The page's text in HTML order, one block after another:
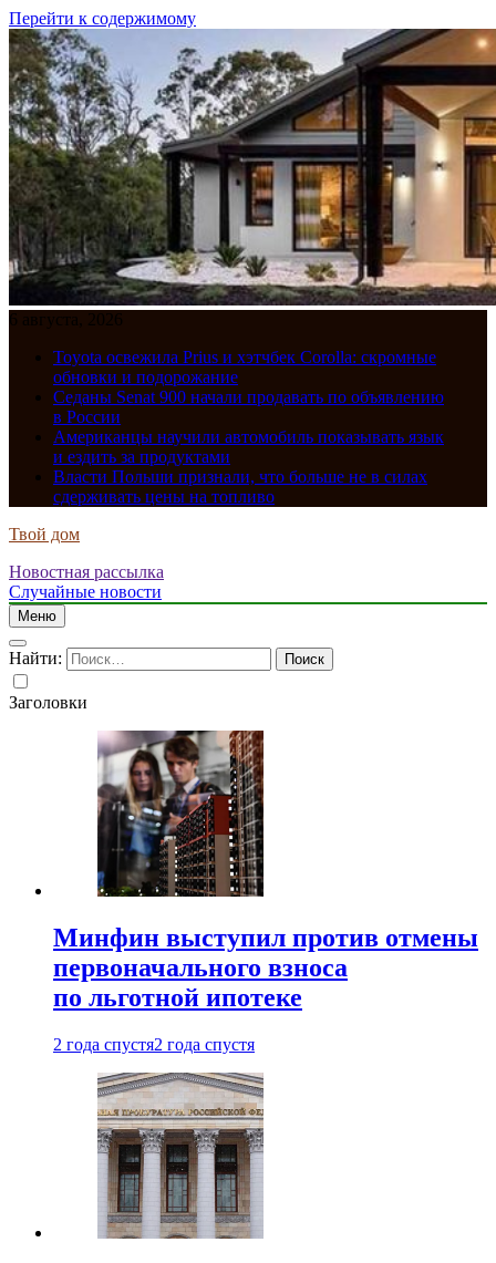
Перейти к содержимому
6 августа, 2026
Toyota освежила Prius и хэтчбек Corolla: скромные
обновки и подорожание
Седаны Senat 900 начали продавать по объявлению
в России
Американцы научили автомобиль показывать язык
и ездить за продуктами
Власти Польши признали, что больше не в силах
сдерживать цены на топливо
Твой дом
Новостная рассылка
Случайные новости
Меню
Найти:
Заголовки
Минфин выступил против отмены
первоначального взноса
по льготной ипотеке
2 года спустя2 года спустя